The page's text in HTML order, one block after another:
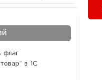
флаг
в 1С